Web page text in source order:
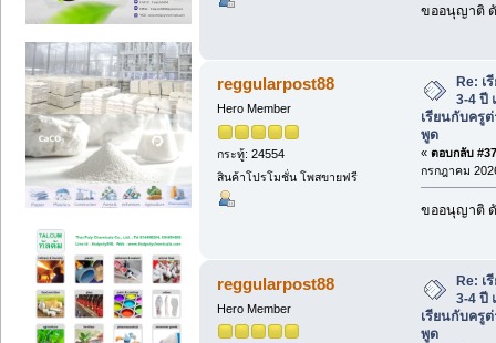
ขออนุญาติ
reggularpost88
Hero Member
กระทู้: 24554
สินค้าโปรโมชั่น โพสขายฟรี
Re: เ
3-4 ปี
เรียนกับครู
พูด
« ตอบกลับ
กรกฎาคม
ขออนุญาติ
reggularpost88
Hero Member
Re: เ
3-4 ปี
เรียนกับครู
พูด